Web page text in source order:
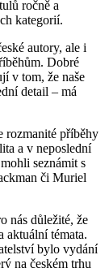
ročně a
kategorií.
autory, ale i
Dobré
v tom, že naše
detail – má
rozmanité příběhy
a v neposlední
seznámit s
či Muriel
nás důležité, že
aktuální témata.
bylo vydání
na českém trhu